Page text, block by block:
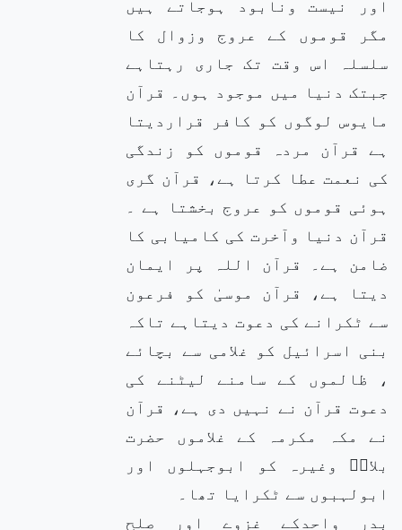
اور نیست ونابود ہوجاتے ہیں
مگر قوموں کے عروج وزوال کا
سلسلہ اس وقت تک جاری رہتاہے
جبتک دنیا میں موجود ہوں۔ قرآن
مایوس لوگوں کو کافر قراردیتا
ہے قرآن مردہ قوموں کو زندگی
کی نعمت عطا کرتا ہے، قرآن گری
ہوئی قوموں کو عروج بخشتا ہے ۔
قرآن دنیا وآخرت کی کامیابی کا
ضامن ہے۔ قرآن اللہ پر ایمان
دیتا ہے، قرآن موسیٰ کو فرعون
سے ٹکرانے کی دعوت دیتاہے تاکہ
بنی اسرائیل کو غلامی سے بچائے
، ظالموں کے سامنے لیٹنے کی
دعوت قرآن نے نہیں دی ہے، قرآن
نے مکہ مکرمہ کے غلاموں حضرت
بلالؓ وغیرہ کو ابوجہلوں اور
ابولہبوں سے ٹکرایا تھا۔
بدر واحدکے غزوے اور صلح